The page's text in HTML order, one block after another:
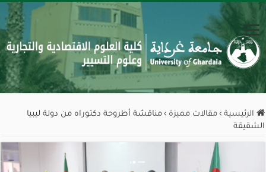
الرئيسية › مقالات مميزة › مناقشة أطروحة دكتوراه من دولة ليبيا
الشقيقة